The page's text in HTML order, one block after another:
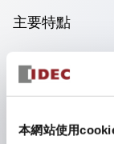
本網站使用
主要特點
操作面板的凹
支援分離型／單
優秀的防水性